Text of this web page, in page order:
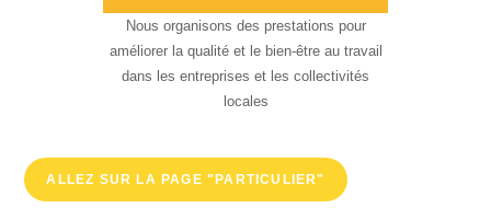
Nous organisons des prestations pour
améliorer la qualité et le bien-être au travail
dans les entreprises et les collectivités
locales
ALLEZ SUR LA PAGE "PARTICULIER"